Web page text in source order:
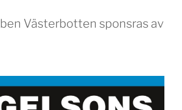
Västerbotten sponsras av